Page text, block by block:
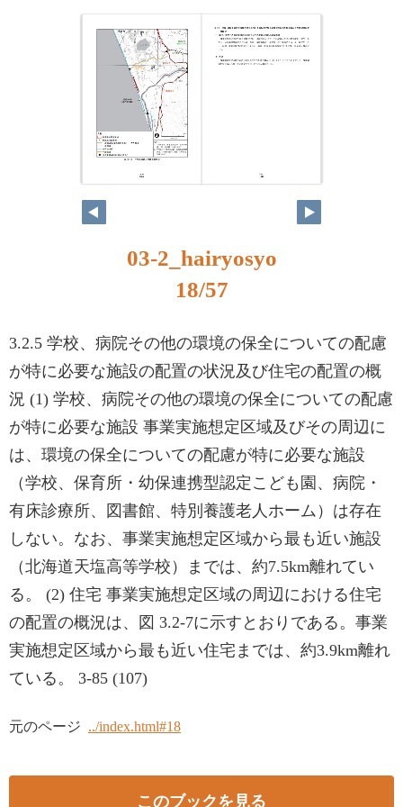
03-2_hairyosyo
18/57
3.2.5 学校、病院その他の環境の保全についての配慮
が特に必要な施設の配置の状況及び住宅の配置の概
況 (1) 学校、病院その他の環境の保全についての配慮
が特に必要な施設 事業実施想定区域及びその周辺に
は、環境の保全についての配慮が特に必要な施設
（学校、保育所・幼保連携型認定こども園、病院・
有床診療所、図書館、特別養護老人ホーム）は存在
しない。なお、事業実施想定区域から最も近い施設
（北海道天塩高等学校）までは、約7.5km離れてい
る。 (2) 住宅 事業実施想定区域の周辺における住宅
の配置の概況は、図 3.2-7に示すとおりである。事業
実施想定区域から最も近い住宅までは、約3.9km離れ
ている。 3-85 (107)
元のページ ../index.html#18
このブックを見る